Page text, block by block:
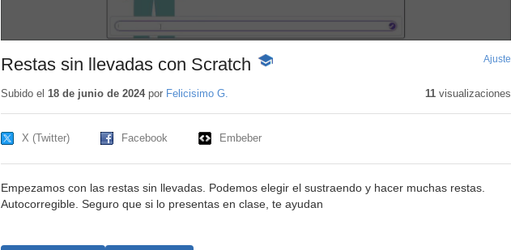
Restas sin llevadas con Scratch
-
Ajuste
Subido el 18 de junio de 2024por Felicisimo G. 11visualizaciones
X (Twitter) Facebook Embeber
Empezamos con las restas sin llevadas. Podemos elegir el sustraendo y hacer muchas restas.
Autocorregible. Seguro que si lo presentas en clase, te ayudan